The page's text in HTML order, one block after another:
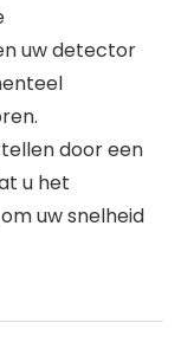
uw detector
door een
u het
uw snelheid